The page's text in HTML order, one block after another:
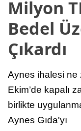
Milyon
Bedel
Çıkardı
Aynes ihalesi ne
Ekim’de kapalı
birlikte
Aynes Gıda'yı